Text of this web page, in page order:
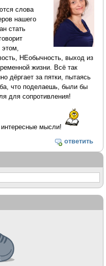
слова
нашего
стать
НЕобычность, выход из
жизни. Всё так
дёргает за пятки, пытаясь
что поделаешь, были бы
для сопротивления!
мысли!
ответить